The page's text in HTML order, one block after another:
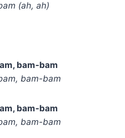
(ah, ah)
bam-bam
bam-bam
bam-bam
bam-bam